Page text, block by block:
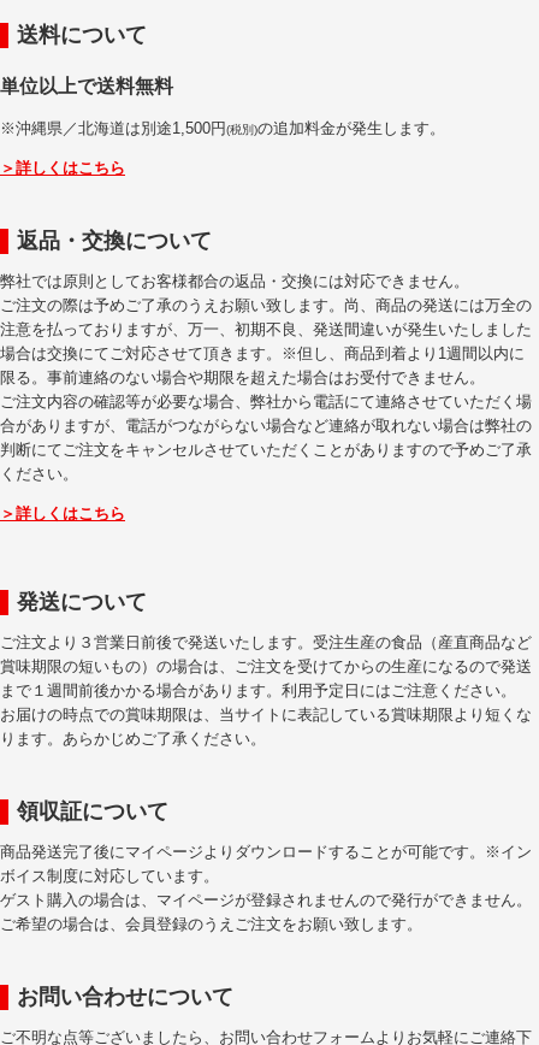
送料について
単位以上で送料無料
※沖縄県／北海道は別途1,500円(税別)の追加料金が発生します。
＞詳しくはこちら
返品・交換について
弊社では原則としてお客様都合の返品・交換には対応できません。
ご注文の際は予めご了承のうえお願い致します。尚、商品の発送には万全の
注意を払っておりますが、万一、初期不良、発送間違いが発生いたしました
場合は交換にてご対応させて頂きます。※但し、商品到着より1週間以内に
限る。事前連絡のない場合や期限を超えた場合はお受付できません。
ご注文内容の確認等が必要な場合、弊社から電話にて連絡させていただく場
合がありますが、電話がつながらない場合など連絡が取れない場合は弊社の
判断にてご注文をキャンセルさせていただくことがありますので予めご了承
ください。
＞詳しくはこちら
発送について
ご注文より３営業日前後で発送いたします。受注生産の食品（産直商品など
賞味期限の短いもの）の場合は、ご注文を受けてからの生産になるので発送
まで１週間前後かかる場合があります。利用予定日にはご注意ください。
お届けの時点での賞味期限は、当サイトに表記している賞味期限より短くな
ります。あらかじめご了承ください。
領収証について
商品発送完了後にマイページよりダウンロードすることが可能です。※イン
ボイス制度に対応しています。
ゲスト購入の場合は、マイページが登録されませんので発行ができません。
ご希望の場合は、会員登録のうえご注文をお願い致します。
お問い合わせについて
ご不明な点等ございましたら、お問い合わせフォームよりお気軽にご連絡下